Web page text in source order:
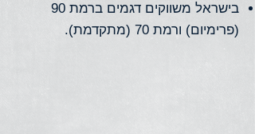
בישראל משווקים דגמים ברמת 90
(פרימיום) ורמת 70 (מתקדמת).